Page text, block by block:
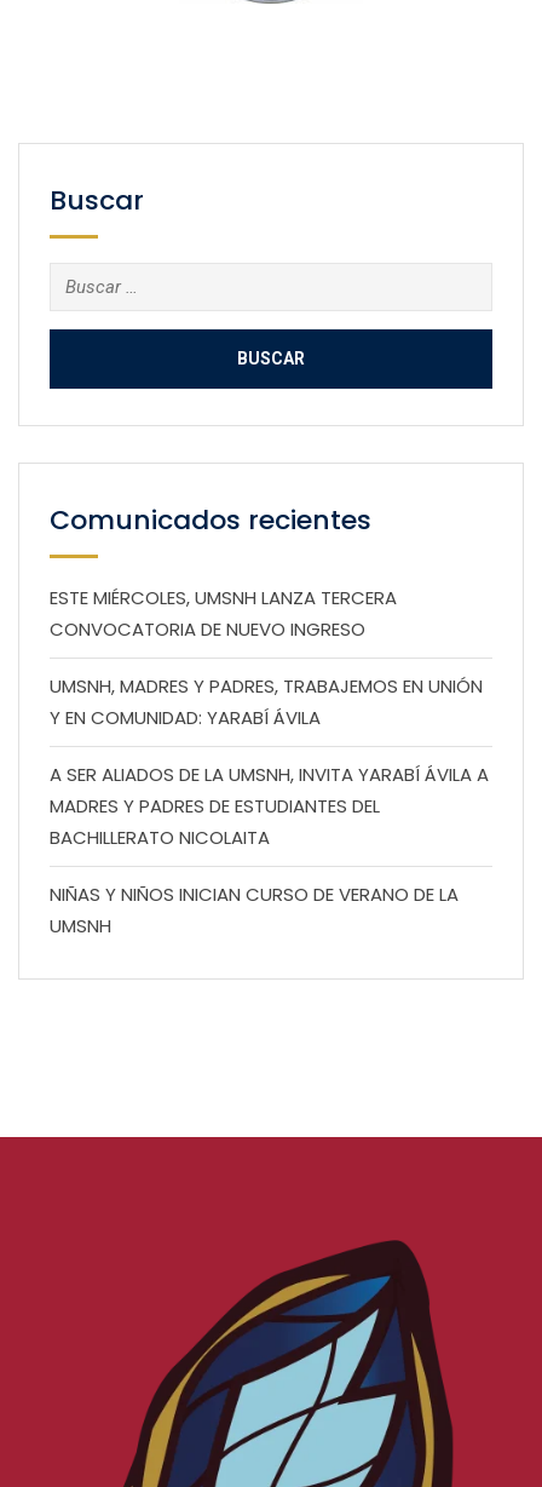
Buscar
Buscar:
Comunicados recientes
ESTE MIÉRCOLES, UMSNH LANZA TERCERA
CONVOCATORIA DE NUEVO INGRESO
UMSNH, MADRES Y PADRES, TRABAJEMOS EN UNIÓN
Y EN COMUNIDAD: YARABÍ ÁVILA
A SER ALIADOS DE LA UMSNH, INVITA YARABÍ ÁVILA A
MADRES Y PADRES DE ESTUDIANTES DEL
BACHILLERATO NICOLAITA
NIÑAS Y NIÑOS INICIAN CURSO DE VERANO DE LA
UMSNH